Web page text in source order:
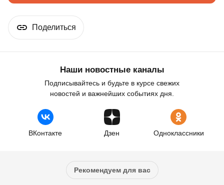
Поделиться
Наши новостные каналы
Подписывайтесь и будьте в курсе свежих
новостей и важнейших событиях дня.
ВКонтакте Дзен Одноклассники
Рекомендуем для вас